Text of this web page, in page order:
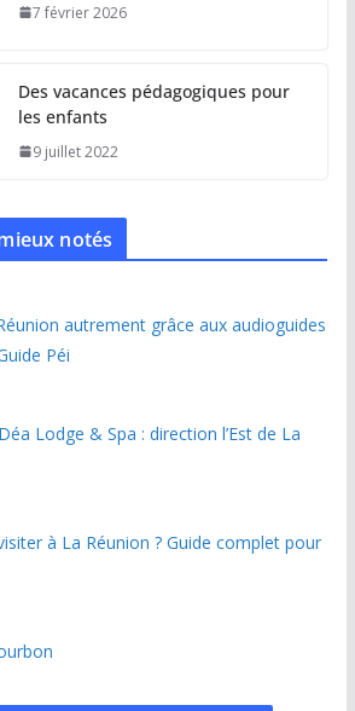
7 février 2026
Des vacances pédagogiques pour
les enfants
9 juillet 2022
notés
autrement grâce aux audioguides
Péi
Lodge & Spa : direction l’Est de La
à La Réunion ? Guide complet pour